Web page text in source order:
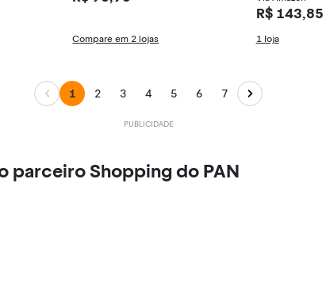
Compare em 2 lojas
R$ 143,85
1 loja
1 2 3 4 5 6 7
parceiro Shopping do PAN